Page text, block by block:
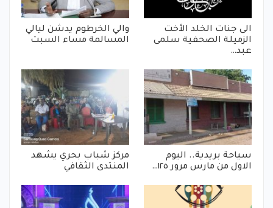
الى جنات الخلد الأخت
الزميلة الصحفية سلمى
عبد…
والي الخرطوم يدشن ليالي
المسالمة مساء السبت
سياحة بريدية.. اليوم
الاول من مارس مرور ١٢٥…
مركز شباب بحري يشهد
المنتدى الثقافي